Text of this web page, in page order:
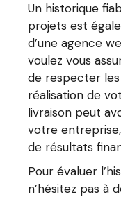
Un historique
projets est
d’une agence
voulez vous
de respecter
réalisation de
livraison peut
votre
de résultats
Pour évaluer
n’hésitez pas à